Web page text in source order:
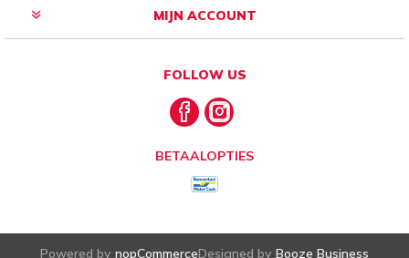
MIJN ACCOUNT
FOLLOW US
BETAALOPTIES
Powered by nopCommerceDesigned by Booze Business